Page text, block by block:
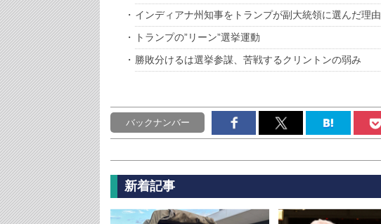
インディアナ州知事をトランプが副大統領に選んだ理由
トランプの”リーン”選挙運動
勝敗分けるは選挙参謀、苦戦するクリントンの弱み
バックナンバー
新着記事